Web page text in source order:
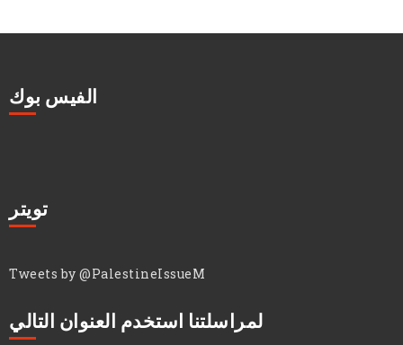
الفيس بوك
تويتر
Tweets by @PalestineIssueM
لمراسلتنا استخدم العنوان التالي